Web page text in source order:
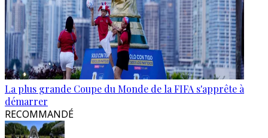
La plus grande Coupe du Monde de la FIFA s'apprête à
démarrer
RECOMMANDÉ